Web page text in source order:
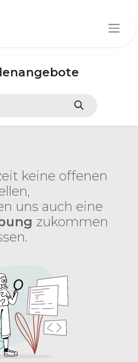
keine offenen
uns auch eine
zukommen